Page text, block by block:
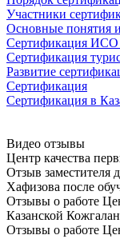
Участники
Основные понятия
Сертификация ИСО
Сертификация
Развитие
Сертификация
Сертификация в
Видео отзывы
Центр качества
Отзыв
Хафизова после
Отзывы о работе
Казанской
Отзывы о работе